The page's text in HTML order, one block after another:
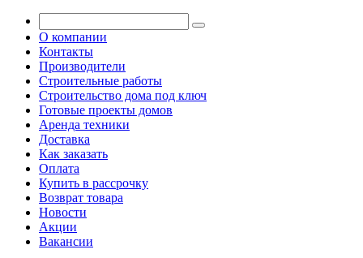
О компании
Контакты
Производители
Строительные работы
Строительство дома под ключ
Готовые проекты домов
Аренда техники
Доставка
Как заказать
Оплата
Купить в рассрочку
Возврат товара
Новости
Акции
Вакансии